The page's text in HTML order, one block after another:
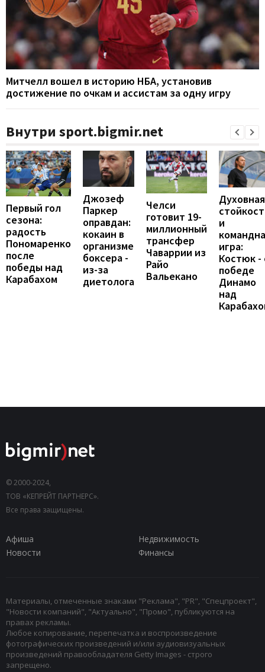
Митчелл вошел в историю НБА, установив
достижение по очкам и ассистам за одну игру
Внутри sport.bigmir.net
Первый гол
сезона:
радость
Пономаренко
после
победы над
Карабахом
Джозеф
Паркер
оправдан:
кокаин в
организме
боксера -
из-за
диетолога
Челси
готовит 19-
миллионный
трансфер
Чаваррии из
Райо
Вальекано
Духовная
и
игра:
Костюк -
победе
Динамо
над
© 2000-2024,
ТОВ «КЕПРЕЙТ ПАРТНЕРС».
Все права защищены.
Афиша
Недвижимость
Новости
Финансы
Материалы, отмеченные знаками "Реклама", "PR", "Спецпроект",
"Новости компаний", "Актуально", "Промо", публикуются на
правах рекламы.
Любое копирование, перепечатка и воспроизведение
фотографических произведений и/или аудиовизуальных
произведений правообладателя Getty Images - строго
запрещено.